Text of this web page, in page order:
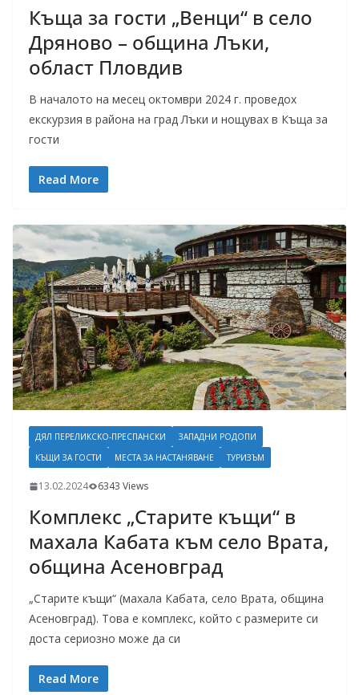
Къща за гости „Венци“ в село
Дряново – община Лъки,
област Пловдив
В началото на месец октомври 2024 г. проведох
екскурзия в района на град Лъки и нощувах в Къща за
гости
Read More
ДЯЛ ПЕРЕЛИКСКО-ПРЕСПАНСКИ
ЗАПАДНИ РОДОПИ
КЪЩИ ЗА ГОСТИ
МЕСТА ЗА НАСТАНЯВАНЕ ТУРИЗЪМ
13.02.2024 6343 Views
Комплекс „Старите къщи“ в
махала Кабата към село Врата,
община Асеновград
„Старите къщи“ (махала Кабата, село Врата, община
Асеновград). Това е комплекс, който с размерите си
доста сериозно може да си
Read More